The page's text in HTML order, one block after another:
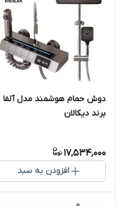
دوش حمام هوشمند مدل آلفا
برند دیکالان
17,534,000
افزودن به سبد